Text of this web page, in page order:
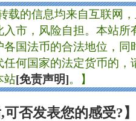
载的信息均来自互联网
市，风险自担。本站所
国法币的合法地位，
何国家的法定货币的，
站[免责声明]。】
可否发表您的感受?